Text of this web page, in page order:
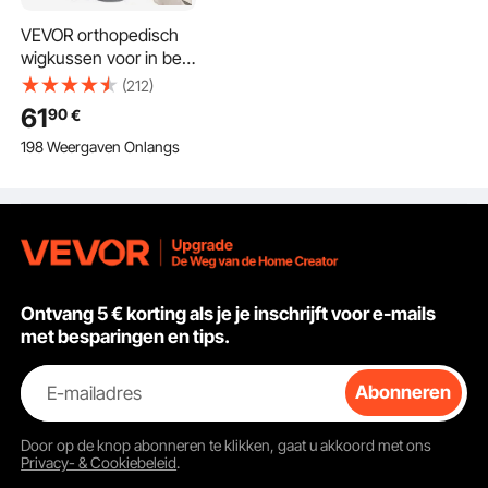
VEVOR orthopedisch
wigkussen voor in bed,
4-delig, ondersteuning
voor benen, nek en
schouders, tegen
rugpijn, brandend
donkergrijs
(212)
6190€
198 Weergaven Onlangs
Ontvang 5 € korting als je je inschrijft voor e-mails
met besparingen en tips.
E-mailadres Abonneren
Door op de knopabonneren te klikken, gaat u akkoord met ons
Privacy- & Cookiebeleid.